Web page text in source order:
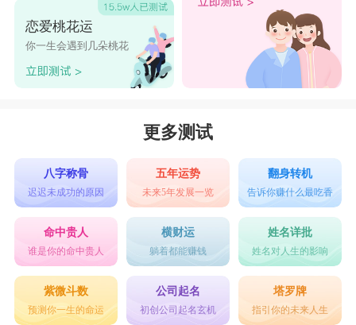
恋爱桃花运
你一生会遇到几朵桃花
更多测试
八字称骨
迟迟未成功的原因
五年运势
未来5年发展一览
翻身转机
告诉你赚什么最吃香
命中贵人
谁是你的命中贵人
横财运
躺着都能赚钱
姓名详批
姓名对人生的影响
紫微斗数
预测你一生的命运
公司起名
初创公司起名玄机
塔罗牌
指引你的未来人生